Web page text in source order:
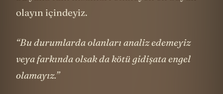
olayın içindeyiz.
“Bu durumlarda olanları analiz edemeyiz
veya farkında olsak da kötü gidişata engel
olamayız.”